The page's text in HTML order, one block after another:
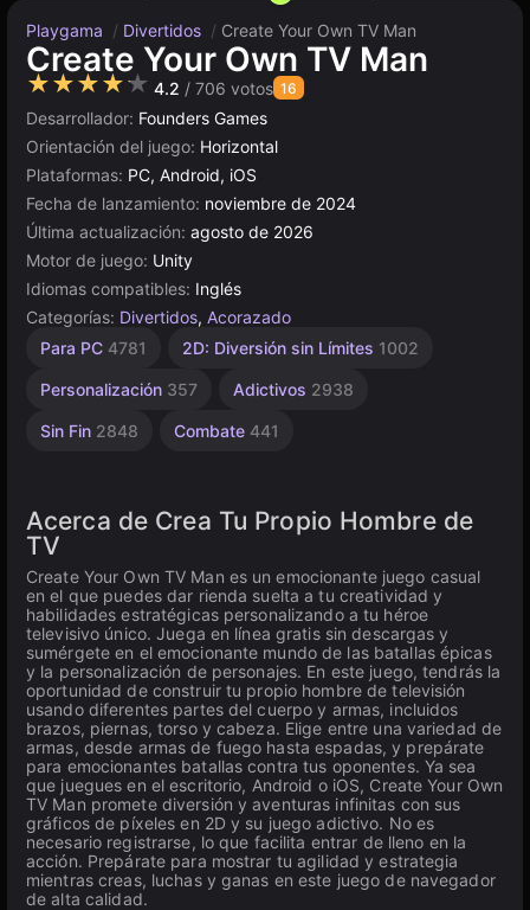
Playgama / Divertidos / Create Your Own TV Man
Create Your Own TV Man
★★★★★ 4.2 / 706 votos 16
Desarrollador: Founders Games
Orientación del juego: Horizontal
Plataformas: PC, Android, iOS
Fecha de lanzamiento: noviembre de 2024
Última actualización: agosto de 2026
Motor de juego: Unity
Idiomas compatibles: Inglés
Categorías: Divertidos, Acorazado
Para PC 4781 2D: Diversión sin Límites 1002
Personalización 357 Adictivos 2938
Sin Fin 2848 Combate 441
Espadas
Agilidad
Escritorio
De 1
4146
Alta
3569
Píxeles
Browser
Unity
línea
Acerca de Crea Tu Propio Hombre de
TV
Create Your Own TV Man es un emocionante juego casual
en el que puedes dar rienda suelta a tu creatividad y
habilidades estratégicas personalizando a tu héroe
televisivo único. Juega en línea gratis sin descargas y
sumérgete en el emocionante mundo de las batallas épicas
y la personalización de personajes. En este juego, tendrás la
oportunidad de construir tu propio hombre de televisión
usando diferentes partes del cuerpo y armas, incluidos
brazos, piernas, torso y cabeza. Elige entre una variedad de
armas, desde armas de fuego hasta espadas, y prepárate
para emocionantes batallas contra tus oponentes. Ya sea
que juegues en el escritorio, Android o iOS, Create Your Own
TV Man promete diversión y aventuras infinitas con sus
gráficos de píxeles en 2D y su juego adictivo. No es
necesario registrarse, lo que facilita entrar de lleno en la
acción. Prepárate para mostrar tu agilidad y estrategia
mientras creas, luchas y ganas en este juego de navegador
de alta calidad.